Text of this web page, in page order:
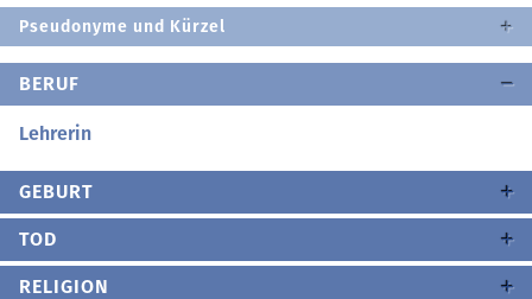
Pseudonyme und Kürzel
BERUF
Lehrerin
GEBURT
TOD
RELIGION